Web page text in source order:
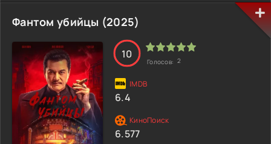
ощущение быстро проходит. Место оказывается
странным, местные живут по своим правилам и верят в
старые легенды. Здесь спокойно говорят о ведьмах,
русалках и проклятиях, как о чём-то вполне реальном.
С каждым днём атмосфера становится тяжелее.
Начинают происходить вещи, которые трудно объяснить.
Сны путаются с реальностью, а граница между ними
будто исчезает. Постепенно они понимают, что это место
не отпускает просто так. Их тянет глубже, и выбраться
становится всё сложнее. И уже непонятно, что опаснее —
сами легенды или то, что начинает происходить с ними.
Фантом убийцы (2025)
10
Голосов: 2
6.4
6.577